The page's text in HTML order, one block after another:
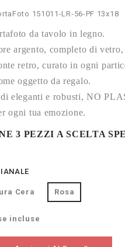
151011-LR-56-PF 13x18
da tavolo in legno.
argento, completo di
retro, curato in ogni
oggetto da regalo.
eleganti e robusti, NO
ogni tua emozione.
3 PEZZI A SCELTA
Cera Rosa
incluse